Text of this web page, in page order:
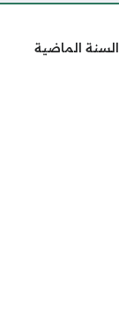
السنة الماضية